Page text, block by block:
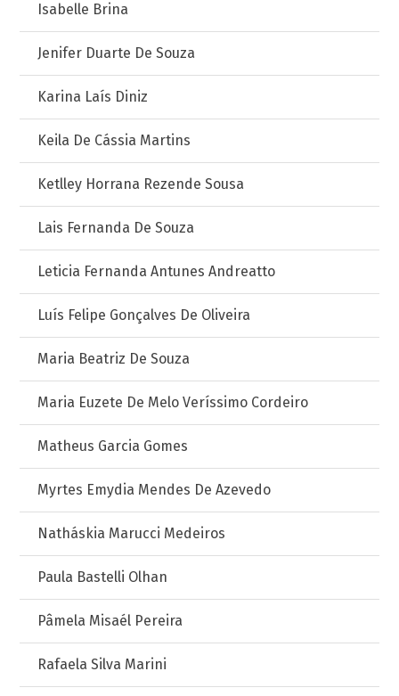
Isabelle Brina
Jenifer Duarte De Souza
Karina Laís Diniz
Keila De Cássia Martins
Ketlley Horrana Rezende Sousa
Lais Fernanda De Souza
Leticia Fernanda Antunes Andreatto
Luís Felipe Gonçalves De Oliveira
Maria Beatriz De Souza
Maria Euzete De Melo Veríssimo Cordeiro
Matheus Garcia Gomes
Myrtes Emydia Mendes De Azevedo
Natháskia Marucci Medeiros
Paula Bastelli Olhan
Pâmela Misaél Pereira
Rafaela Silva Marini